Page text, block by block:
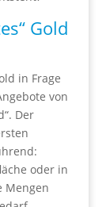
Gold
in Frage
von
Der
oder in
Mengen